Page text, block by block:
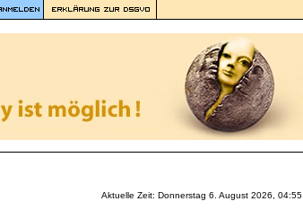
Aktuelle Zeit: Donnerstag 6. August 2026, 04:55